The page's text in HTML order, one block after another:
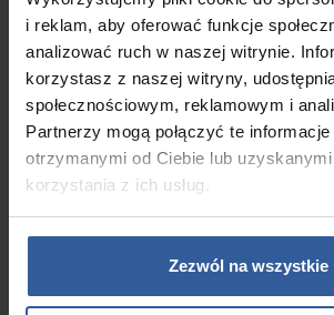
i reklam, aby oferować funkcje
analizować ruch w naszej witrynie.
korzystasz z naszej witryny,
społecznościowym, reklamowym i
Partnerzy mogą połączyć te
otrzymanymi od Ciebie lub
korzystania z ich usług.
Zezwól na wszystkie
Pompa wodna
dwubiegowa 1 x
brak